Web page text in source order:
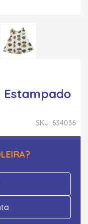
Estampado
SKU: 634036